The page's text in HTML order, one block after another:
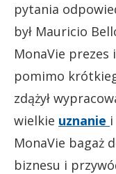
pytania
był Mauricio
MonaVie
pomimo
zdążył
wielkie uznanie
MonaVie bagaż
biznesu i